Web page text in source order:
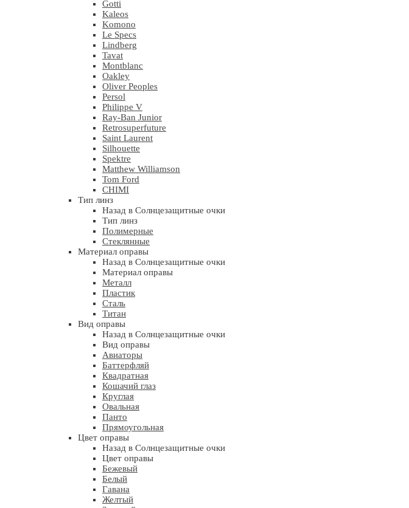
Gotti
Kaleos
Komono
Le Specs
Lindberg
Tavat
Montblanc
Oakley
Oliver Peoples
Persol
Philippe V
Ray-Ban Junior
Retrosuperfuture
Saint Laurent
Silhouette
Spektre
Matthew Williamson
Tom Ford
CHIMI
Тип линз
Назад в Солнцезащитные очки
Тип линз
Полимерные
Стеклянные
Материал оправы
Назад в Солнцезащитные очки
Материал оправы
Металл
Пластик
Сталь
Титан
Вид оправы
Назад в Солнцезащитные очки
Вид оправы
Авиаторы
Баттерфляй
Квадратная
Кошачий глаз
Круглая
Овальная
Панто
Прямоугольная
Цвет оправы
Назад в Солнцезащитные очки
Цвет оправы
Бежевый
Белый
Гавана
Желтый